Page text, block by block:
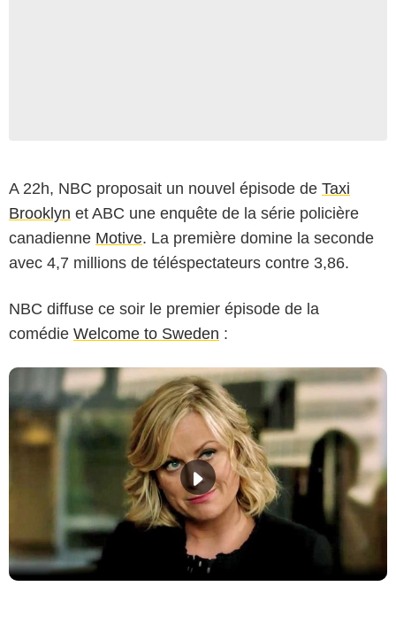
A 22h, NBC proposait un nouvel épisode de Taxi
Brooklyn et ABC une enquête de la série policière
canadienne Motive. La première domine la seconde
avec 4,7 millions de téléspectateurs contre 3,86.
NBC diffuse ce soir le premier épisode de la
comédie Welcome to Sweden :